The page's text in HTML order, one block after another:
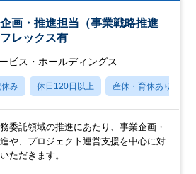
画・推進担当（事業戦略推進
レックス有
ビス・ホールディングス
休み 休日120日以上 産休・育休あり
委託領域の推進にあたり、事業企画・
や、プロジェクト運営支援を中心に対
ただきます。